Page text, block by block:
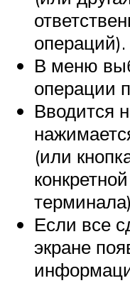
операций).
В меню
операции
Вводится
(или
Если все
экране